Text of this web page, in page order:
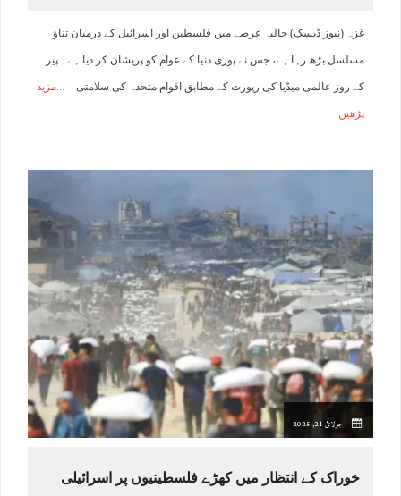
غزہ (نیوز ڈیسک) حالیہ عرصے میں فلسطین اور اسرائیل کے درمیان تناؤ
مسلسل بڑھ رہا ہے، جس نے پوری دنیا کے عوام کو پریشان کر دیا ہے۔ پیر
کے روز عالمی میڈیا کی رپورٹ کے مطابق اقوام متحدہ کی سلامتی مزید
پڑھیں
جولائ 21, 2025
خوراک کے انتظار میں کھڑے فلسطینیوں پر اسرائیلی